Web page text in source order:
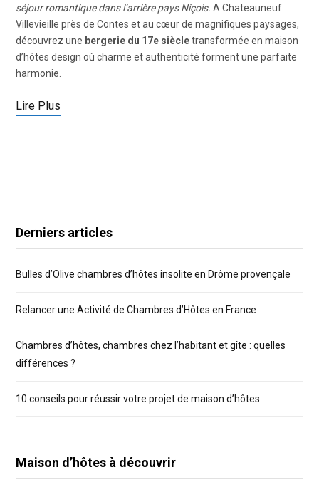
séjour romantique dans l’arrière pays Niçois. A Chateauneuf
Villevieille près de Contes et au cœur de magnifiques paysages,
découvrez une bergerie du 17e siècletransformée en maison
d’hôtes design où charme et authenticité forment une parfaite
harmonie.
Lire Plus
Derniers articles
Bulles d’Olive chambres d’hôtes insolite en Drôme provençale
Relancer une Activité de Chambres d’Hôtes en France
Chambres d’hôtes, chambres chez l’habitant et gîte : quelles
différences ?
10 conseils pour réussir votre projet de maison d’hôtes
Maison d’hôtes à découvrir